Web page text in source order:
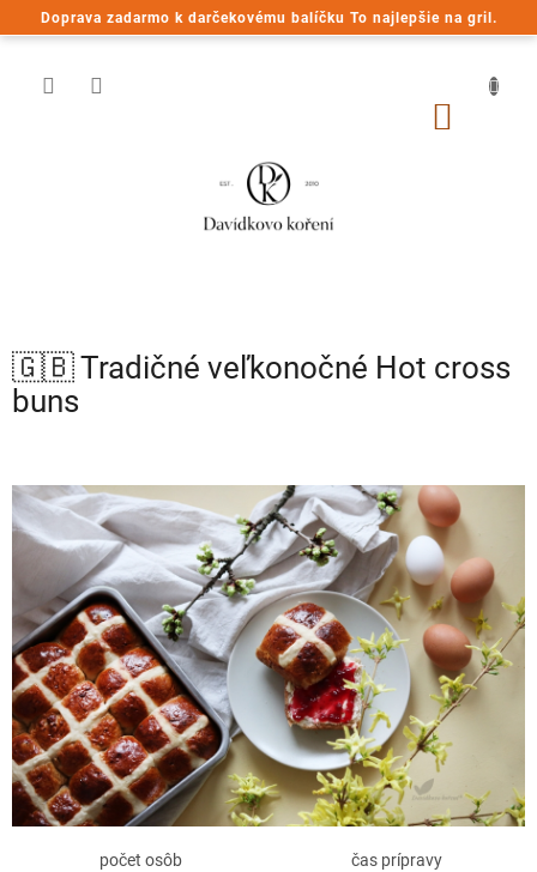
Doprava zadarmo k darčekovému balíčku To najlepšie na gril.
Prejsť
na
🇬🇧 Tradičné veľkonočné Hot cross
buns
počet osôb
čas prípravy